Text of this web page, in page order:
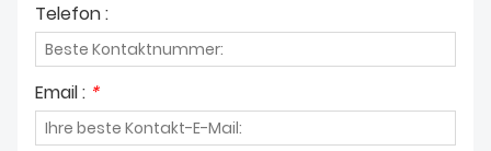
Telefon :
Email : *